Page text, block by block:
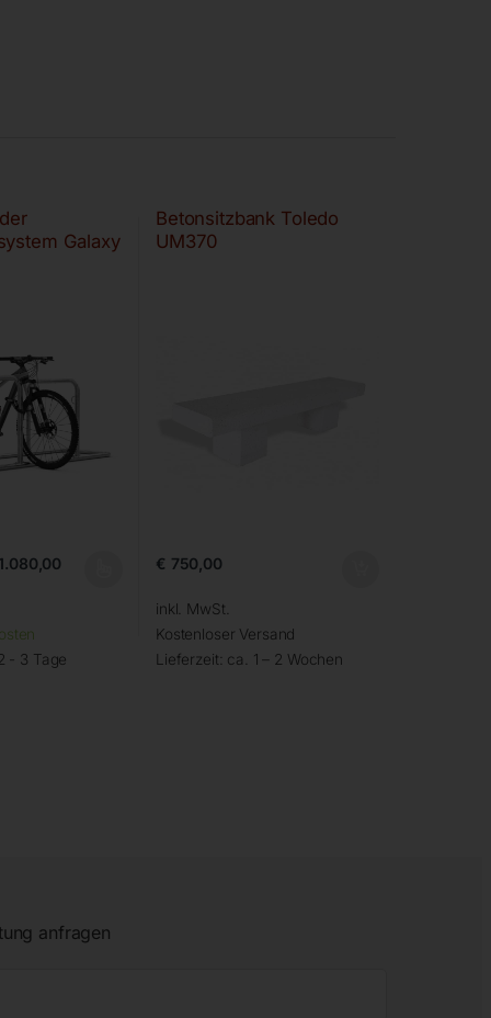
Galaxy
- 3 Tage
Betonsitzbank Toledo
UM370
€ 750,00
inkl. MwSt.
Kostenloser Versand
Lieferzeit: ca. 1 – 2 Wochen
anfragen